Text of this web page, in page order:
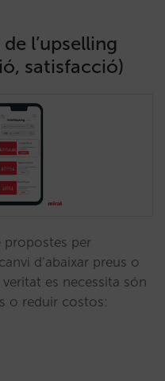
l’upselling
satisfacció)
propostes per
d’abaixar preus o
es necessita són
o reduir costos: